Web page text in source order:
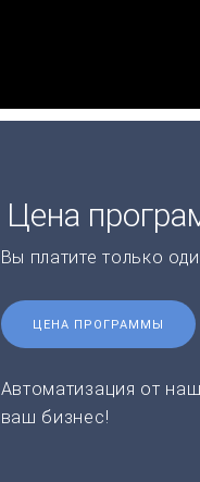
Цена
Вы платите только
ЦЕНА ПРОГРАММЫ
Автоматизация от
ваш бизнес!